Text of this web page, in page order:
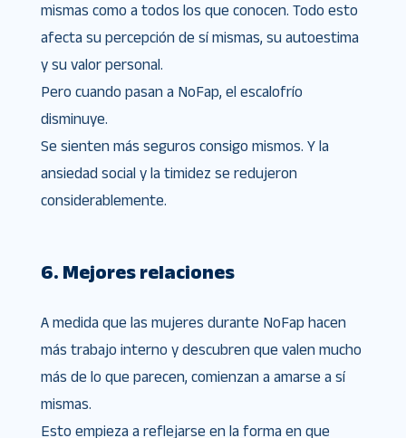
mismas como a todos los que conocen. Todo esto
afecta su percepción de sí mismas, su autoestima
y su valor personal.
Pero cuando pasan a NoFap, el escalofrío
disminuye.
Se sienten más seguros consigo mismos. Y la
ansiedad social y la timidez se redujeron
considerablemente.
6. Mejores relaciones
A medida que las mujeres durante NoFap hacen
más trabajo interno y descubren que valen mucho
más de lo que parecen, comienzan a amarse a sí
mismas.
Esto empieza a reflejarse en la forma en que